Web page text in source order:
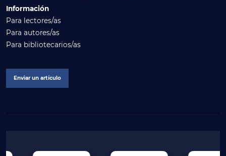
Información
Para lectores/as
Para autores/as
Para bibliotecarios/as
Enviar un artículo